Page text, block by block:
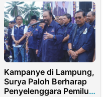
Kampanye di Lampung,
Surya Paloh Berharap
Penyelenggara Pemilu